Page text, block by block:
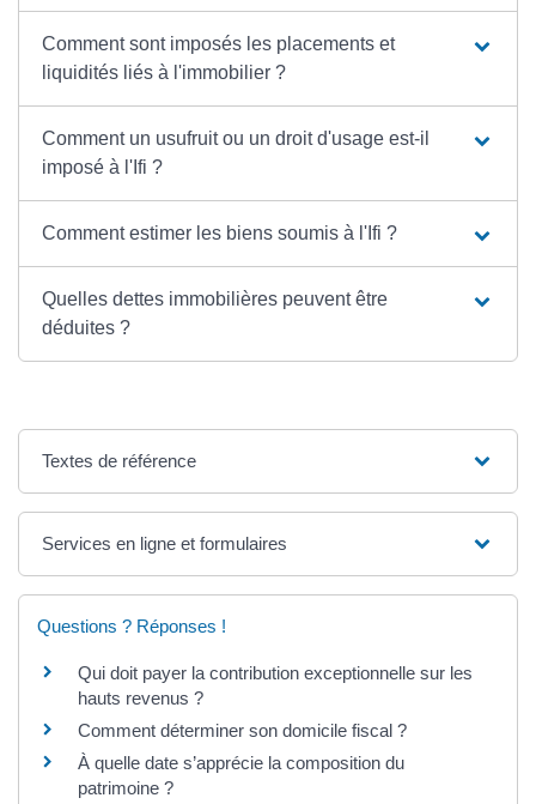
Comment sont imposés les placements et
liquidités liés à l'immobilier ?
Comment un usufruit ou un droit d'usage est-il
imposé à l'Ifi ?
Comment estimer les biens soumis à l'Ifi ?
Quelles dettes immobilières peuvent être
déduites ?
Textes de référence
Services en ligne et formulaires
Questions ? Réponses !
Qui doit payer la contribution exceptionnelle sur les
hauts revenus ?
Comment déterminer son domicile fiscal ?
À quelle date s’apprécie la composition du
patrimoine ?